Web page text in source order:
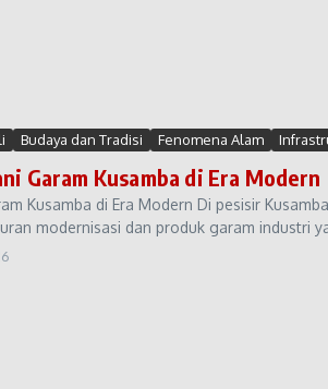
Budaya dan Tradisi Fenomena Alam
Garam Kusamba di Era Modern
Kusamba di Era Modern Di pesisir
modernisasi dan produk garam industri